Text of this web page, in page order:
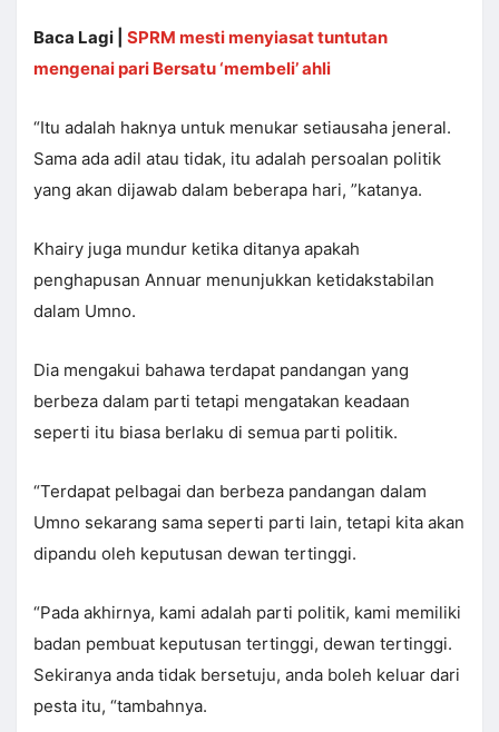
Baca Lagi | SPRM mesti menyiasat tuntutan
mengenai pari Bersatu ‘membeli’ ahli
“Itu adalah haknya untuk menukar setiausaha jeneral.
Sama ada adil atau tidak, itu adalah persoalan politik
yang akan dijawab dalam beberapa hari, ”katanya.
Khairy juga mundur ketika ditanya apakah
penghapusan Annuar menunjukkan ketidakstabilan
dalam Umno.
Dia mengakui bahawa terdapat pandangan yang
berbeza dalam parti tetapi mengatakan keadaan
seperti itu biasa berlaku di semua parti politik.
“Terdapat pelbagai dan berbeza pandangan dalam
Umno sekarang sama seperti parti lain, tetapi kita akan
dipandu oleh keputusan dewan tertinggi.
“Pada akhirnya, kami adalah parti politik, kami memiliki
badan pembuat keputusan tertinggi, dewan tertinggi.
Sekiranya anda tidak bersetuju, anda boleh keluar dari
pesta itu, “tambahnya.